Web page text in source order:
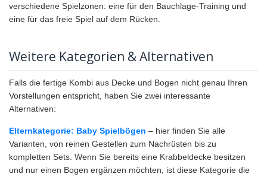
verschiedene Spielzonen: eine für den Bauchlage-Training und
eine für das freie Spiel auf dem Rücken.
Weitere Kategorien & Alternativen
Falls die fertige Kombi aus Decke und Bogen nicht genau Ihren
Vorstellungen entspricht, haben Sie zwei interessante
Alternativen:
Elternkategorie: Baby Spielbögen – hier finden Sie alle
Varianten, von reinen Gestellen zum Nachrüsten bis zu
kompletten Sets. Wenn Sie bereits eine Krabbeldecke besitzen
und nur einen Bogen ergänzen möchten, ist diese Kategorie die